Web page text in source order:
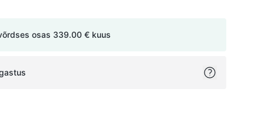
osas 339.00 € kuus